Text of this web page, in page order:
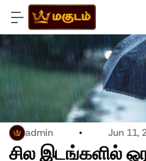
admin Jun 11,
சில இடங்களில்